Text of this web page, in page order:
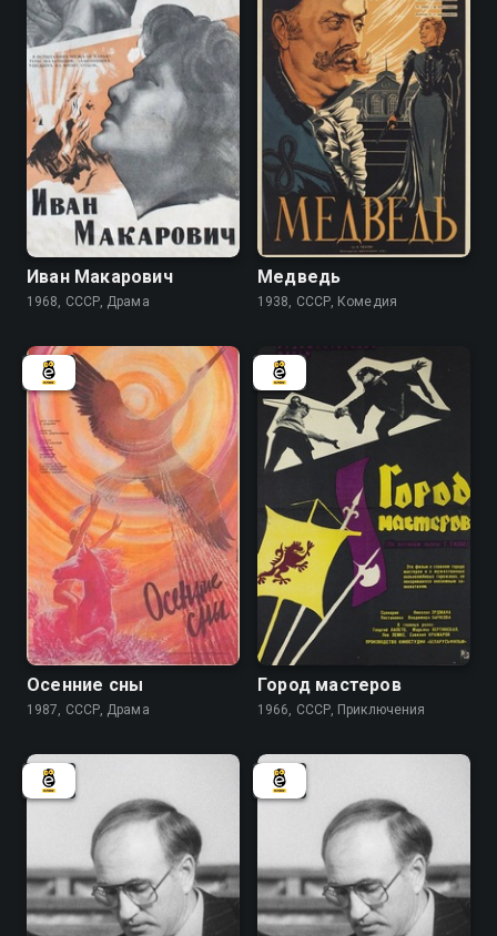
8.1
Иван Макарович
1968, СССР, Драма
8.0
Медведь
1938, СССР, Комедия
7.9
Осенние сны
1987, СССР, Драма
7.8
Город мастеров
1966, СССР, Приключения